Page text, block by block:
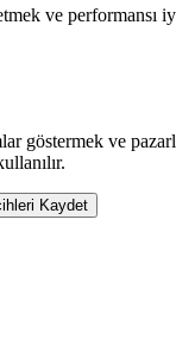
ve performansı
göstermek ve
Kaydet